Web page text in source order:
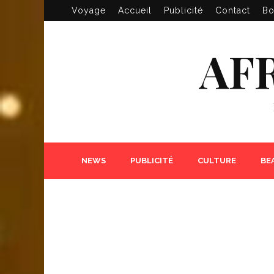
Voyage Accueil Publicité Contact
NEWS PUBLICITÉ CULTURE